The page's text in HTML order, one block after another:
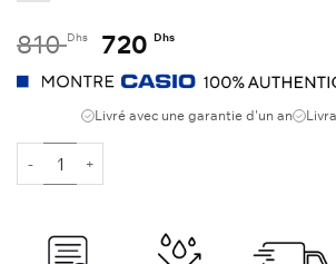
810Dhs Le
prix
initial
était :
810 Dhs.
720 DhsLe
prix
actuel
est :
Livré avec une garantie d'un an